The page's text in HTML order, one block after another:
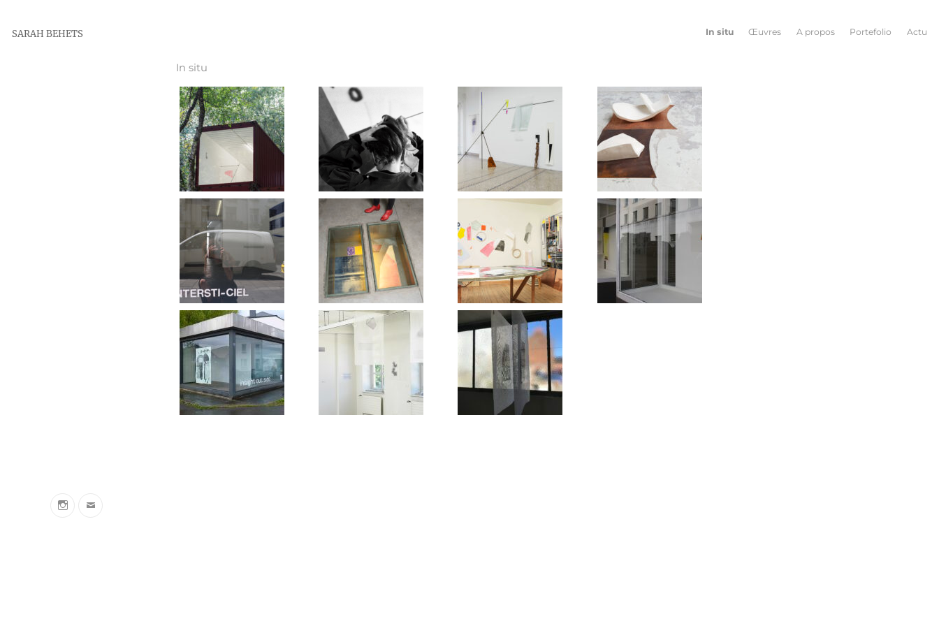
SARAH BEHETS In situ Œuvres A propos Portefolio Actu
In situ
insta